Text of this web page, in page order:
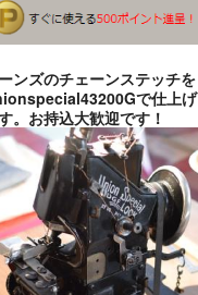
ンズのチェーンステッチを
で仕上げ
。お持込大歓迎です！